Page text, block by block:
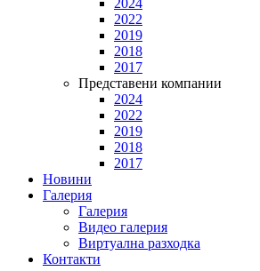
2024
2022
2019
2018
2017
Представени компании
2024
2022
2019
2018
2017
Новини
Галерия
Галерия
Видео галерия
Виртуална разходка
Контакти